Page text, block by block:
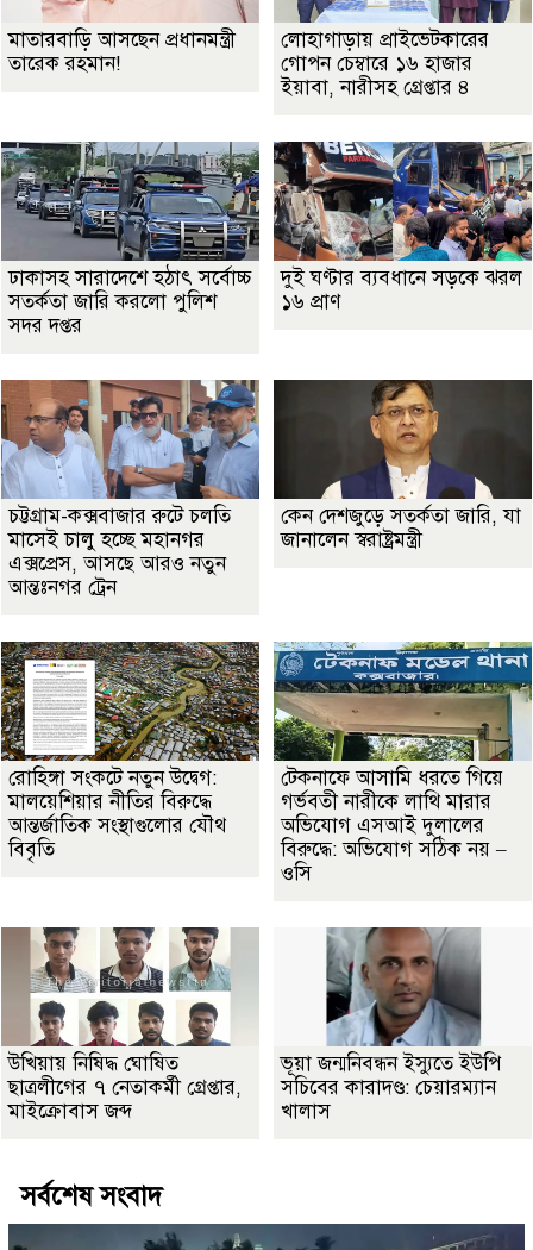
মাতারবাড়ি আসছেন প্রধানমন্ত্রী
তারেক রহমান!
লোহাগাড়ায় প্রাইভেটকারের
গোপন চেম্বারে ১৬ হাজার
ইয়াবা, নারীসহ গ্রেপ্তার ৪
ঢাকাসহ সারাদেশে হঠাৎ সর্বোচ্চ
সতর্কতা জা‌রি করলো পুলিশ
সদর দপ্তর
দুই ঘণ্টার ব্যবধানে সড়কে ঝরল
১৬ প্রাণ
চট্টগ্রাম-কক্সবাজার রুটে চলতি
মাসেই চালু হচ্ছে মহানগর
এক্সপ্রেস, আসছে আরও নতুন
আন্তঃনগর ট্রেন
কেন দেশজুড়ে সতর্কতা জারি, যা
জানালেন স্বরাষ্ট্রমন্ত্রী
রোহিঙ্গা সংকটে নতুন উদ্বেগ:
মালয়েশিয়ার নীতির বিরুদ্ধে
আন্তর্জাতিক সংস্থাগুলোর যৌথ
বিবৃতি
টেকনাফে আসামি ধরতে গিয়ে
গর্ভবতী নারীকে লাথি মারার
অভিযোগ এসআই দুলালের
বিরুদ্ধে: অভিযোগ সঠিক নয় –
ওসি
উখিয়ায় নিষিদ্ধ ঘোষিত
ছাত্রলীগের ৭ নেতাকর্মী গ্রেপ্তার,
মাইক্রোবাস জব্দ
ভূয়া জন্মনিবন্ধন ইস্যুতে ইউপি
সচিবের কারাদণ্ড: চেয়ারম্যান
খালাস
সর্বশেষ সংবাদ